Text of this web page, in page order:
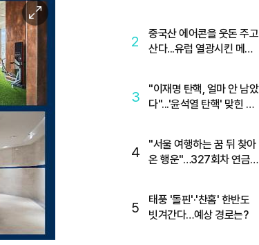
이
미
지
확
대
2
중국산 에어콘을 웃돈 주고
산다...유럽 열광시킨 메이
3
"이재명 탄핵, 얼마 안 남았
다"...'윤석열 탄핵' 맞힌 무
4
"서울 여행하는 꿈 뒤 찾아
온 행운"…327회차 연금
5
태풍 '돌핀'·'찬홈' 한반도
빗겨간다…예상 경로는?